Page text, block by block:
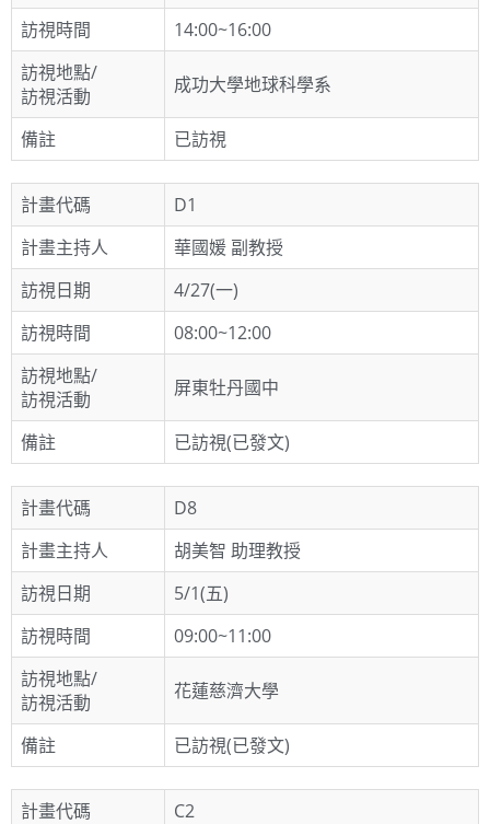
訪視時間
14:00~16:00
訪視地點/
訪視活動
成功大學地球科學系
備註 已訪視
計畫代碼
D1
計畫主持人
華國媛 副教授
訪視日期
4/27(一)
訪視時間
08:00~12:00
訪視地點/
訪視活動
屏東牡丹國中
備註 已訪視(已發文)
計畫代碼
D8
計畫主持人
胡美智 助理教授
訪視日期
5/1(五)
訪視時間
09:00~11:00
訪視地點/
訪視活動
花蓮慈濟大學
備註 已訪視(已發文)
計畫代碼
C2